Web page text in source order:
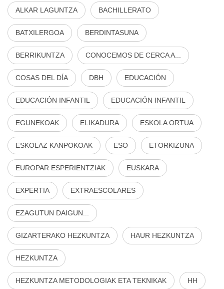
ALKAR LAGUNTZA BACHILLERATO
BATXILERGOA BERDINTASUNA
BERRIKUNTZA CONOCEMOS DE CERCA A...
COSAS DEL DÍA DBH EDUCACIÓN
EDUCACIÓN INFANTIL EDUCACIÓN INFANTIL
EGUNEKOAK ELIKADURA ESKOLA ORTUA
ESKOLAZ KANPOKOAK ESO ETORKIZUNA
EUROPAR ESPERIENTZIAK EUSKARA
EXPERTIA EXTRAESCOLARES
EZAGUTUN DAIGUN...
GIZARTERAKO HEZKUNTZA HAUR HEZKUNTZA
HEZKUNTZA
HEZKUNTZA METODOLOGIAK ETA TEKNIKAK HH